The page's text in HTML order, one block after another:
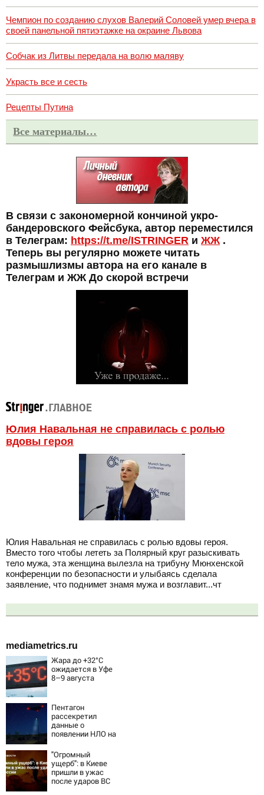
Чемпион по созданию слухов Валерий Соловей умер вчера в
своей панельной пятиэтажке на окраине Львова
Собчак из Литвы передала на волю маляву
Украсть все и сесть
Рецепты Путина
Все материалы…
В связи с закономерной кончиной укро-
бандеровского Фейсбука, автор переместился
в Телеграм: https://t.me/ISTRINGER и ЖЖ .
Теперь вы регулярно можете читать
размышлизмы автора на его канале в
Телеграм и ЖЖ До скорой встречи
Юлия Навальная не справилась с ролью
вдовы героя
Юлия Навальная не справилась с ролью вдовы героя.
Вместо того чтобы лететь за Полярный круг разыскивать
тело мужа, эта женщина вылезла на трибуну Мюнхенской
конференции по безопасности и улыбаясь сделала
заявление, что поднимет знамя мужа и возглавит...чт
mediametrics.ru
Жара до +32°C
ожидается в Уфе
8–9 августа
Пентагон
рассекретил
данные о
появлении НЛО на
"Огромный
ущерб": в Киеве
пришли в ужас
после ударов ВС